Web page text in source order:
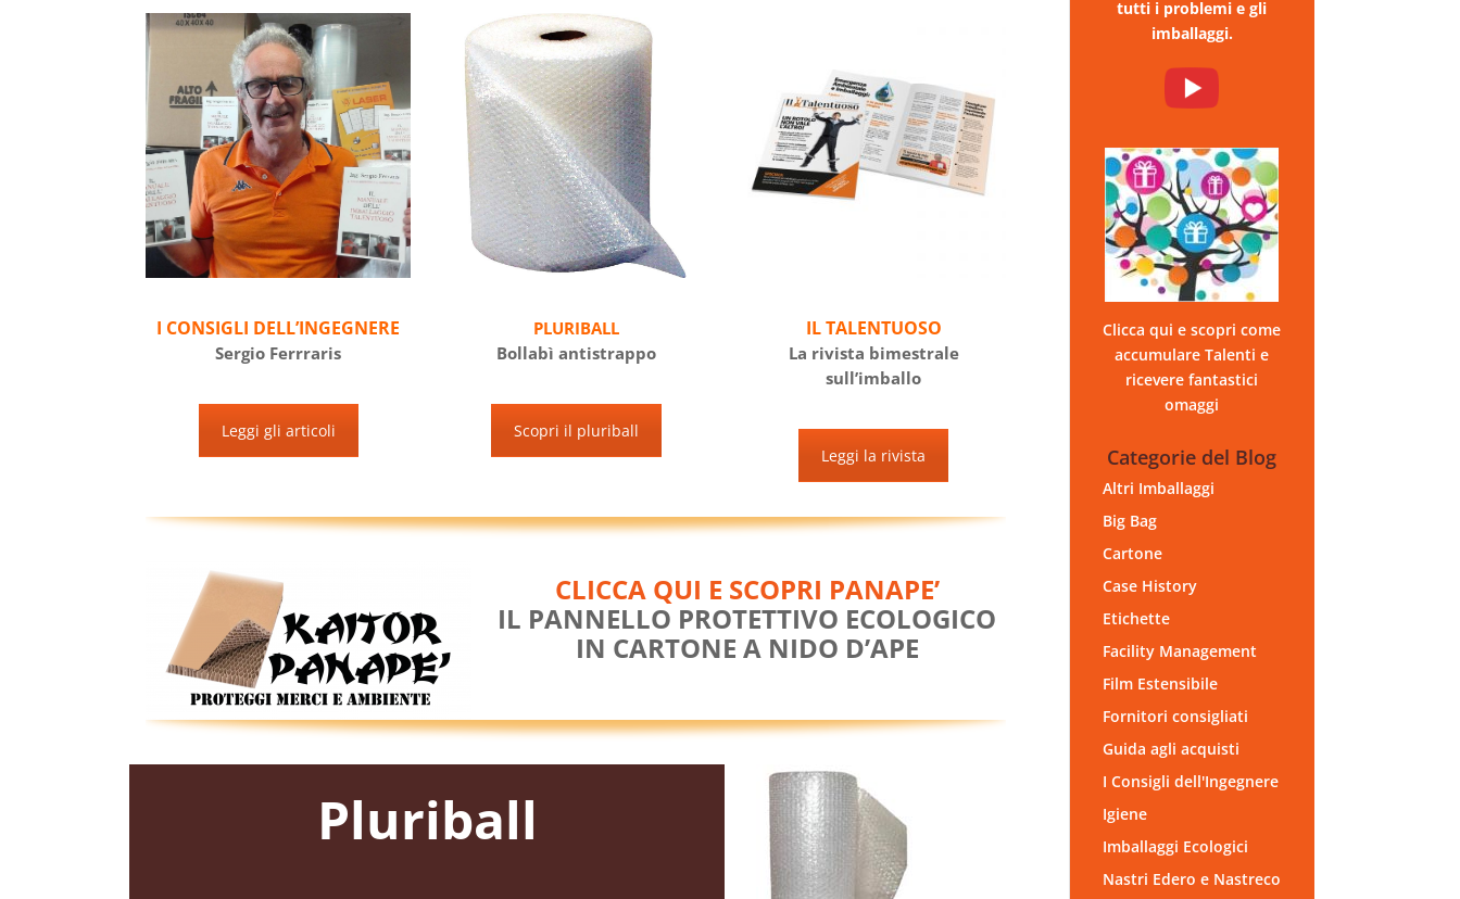
I CONSIGLI DELL’INGEGNERE
Sergio Ferrraris
Leggi gli articoli
PLURIBALL
Bollabì antistrappo
Scopri il pluriball
IL TALENTUOSO
La rivista bimestrale
sull’imballo
Leggi la rivista
CLICCA QUI E SCOPRI PANAPE’
IL PANNELLO PROTETTIVO ECOLOGICO
IN CARTONE A NIDO D’APE
Pluriball
tutti i problemi e gli
imballaggi.
Clicca qui e scopri come
accumulare Talenti e
ricevere fantastici
omaggi
Categorie del Blog
Altri Imballaggi
Big Bag
Cartone
Case History
Etichette
Facility Management
Film Estensibile
Fornitori consigliati
Guida agli acquisti
I Consigli dell'Ingegnere
Igiene
Imballaggi Ecologici
Nastri Edero e Nastreco